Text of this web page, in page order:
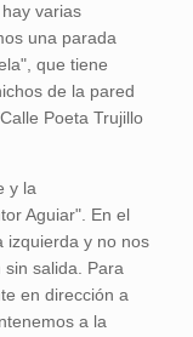
varias
una parada
que tiene
de la pared
Poeta Trujillo
y la
Aguiar". En el
izquierda y no nos
salida. Para
en dirección a
a la